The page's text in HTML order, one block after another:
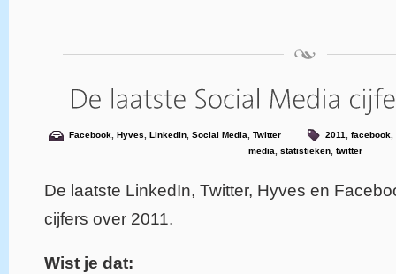
Facebook, Hyves, LinkedIn, Social Media, Twitter 2011, facebook,
media, statistieken, twitter
De laatste LinkedIn, Twitter, Hyves en
cijfers over 2011.
Wist je dat: